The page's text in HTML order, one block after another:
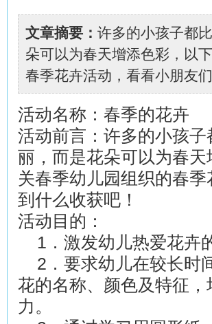
文章摘要： 许多的小孩子都
朵可以为春天增添色彩，以
春季花卉活动，看看小朋友
活动名称：春季的花卉
活动前言：许多的小孩
丽，而是花朵可以为春
关春季幼儿园组织的春
到什么收获吧！
活动目的：
1．激发幼儿热爱花卉
2．要求幼儿在较长时
花的名称、颜色及特征
力。